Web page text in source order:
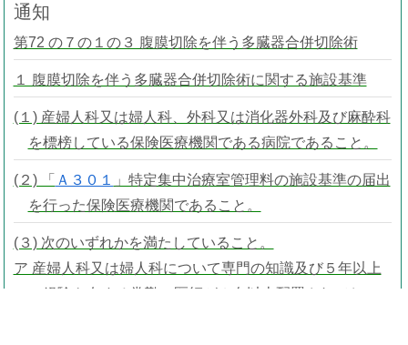
通知
第72 の７の１の３ 腹膜切除を伴う多臓器合併切除術
１ 腹膜切除を伴う多臓器合併切除術に関する施設基準
(１) 産婦人科又は婦人科、外科又は消化器外科及び麻酔科
を標榜している保険医療機関である病院であること。
(２) 「 Ａ３０１
」特定集中治療室管理料の施設基準の届出
を行った保険医療機関であること。
(３) 次のいずれかを満たしていること。
ア 産婦人科又は婦人科について専門の知識及び５年以上
の経験を有する常勤の医師が２名以上配置されてお